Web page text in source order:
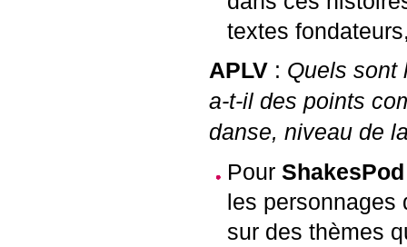
textes
APLV : Quels sont
a-t-il des points
danse, niveau de
Pour ShakesPod
les
sur des thèmes